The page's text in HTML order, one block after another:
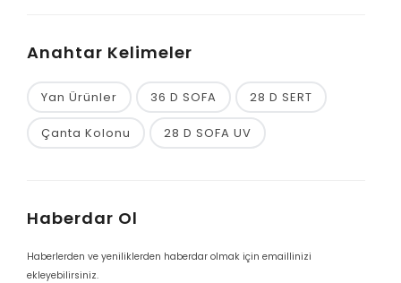
Anahtar Kelimeler
Yan Ürünler 36 D SOFA 28 D SERT
Çanta Kolonu 28 D SOFA UV
Haberdar Ol
Haberlerden ve yeniliklerden haberdar olmak için emaillinizi
ekleyebilirsiniz.